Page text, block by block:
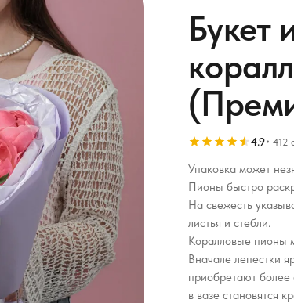
Букет
4.9 412
Упаковка может
Пионы быстро
На свежесть
листья и стебли.
Коралловые пионы
Вначале лепестки
приобретают более
в вазе становятся